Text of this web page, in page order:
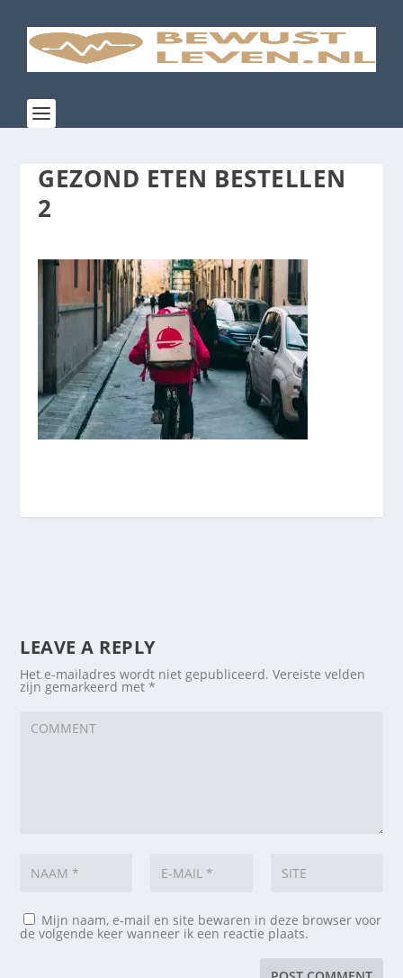
GEZOND ETEN BESTELLEN
2
LEAVE A REPLY
Het e-mailadres wordt niet gepubliceerd. Vereiste velden
zijn gemarkeerd met*
Mijn naam, e-mail en site bewaren in deze browser voor
de volgende keer wanneer ik een reactie plaats.